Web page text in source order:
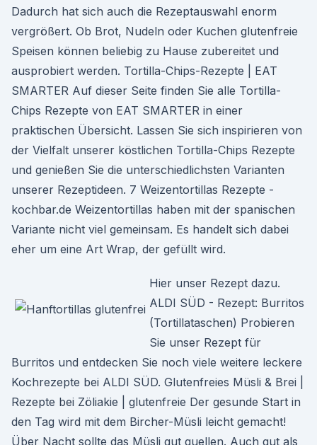
Dadurch hat sich auch die Rezeptauswahl enorm
vergrößert. Ob Brot, Nudeln oder Kuchen glutenfreie
Speisen können beliebig zu Hause zubereitet und
ausprobiert werden. Tortilla-Chips-Rezepte | EAT
SMARTER Auf dieser Seite finden Sie alle Tortilla-
Chips Rezepte von EAT SMARTER in einer
praktischen Übersicht. Lassen Sie sich inspirieren von
der Vielfalt unserer köstlichen Tortilla-Chips Rezepte
und genießen Sie die unterschiedlichsten Varianten
unserer Rezeptideen. 7 Weizentortillas Rezepte -
kochbar.de Weizentortillas haben mit der spanischen
Variante nicht viel gemeinsam. Es handelt sich dabei
eher um eine Art Wrap, der gefüllt wird.
Hier unser Rezept dazu.
ALDI SÜD - Rezept: Burritos
(Tortillataschen) Probieren
Sie unser Rezept für
Burritos und entdecken Sie noch viele weitere leckere
Kochrezepte bei ALDI SÜD. Glutenfreies Müsli & Brei |
Rezepte bei Zöliakie | glutenfreie Der gesunde Start in
den Tag wird mit dem Bircher-Müsli leicht gemacht!
Über Nacht sollte das Müsli gut quellen. Auch gut als